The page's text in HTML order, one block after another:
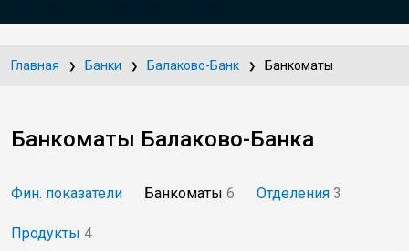
Главная Банки Балаково-Банк Банкоматы
Банкоматы Балаково-Банка
Фин. показатели Банкоматы 6 Отделения 3
Продукты 4